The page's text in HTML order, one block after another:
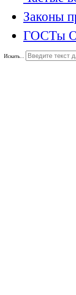
Законы
ГОСТы
Искать...